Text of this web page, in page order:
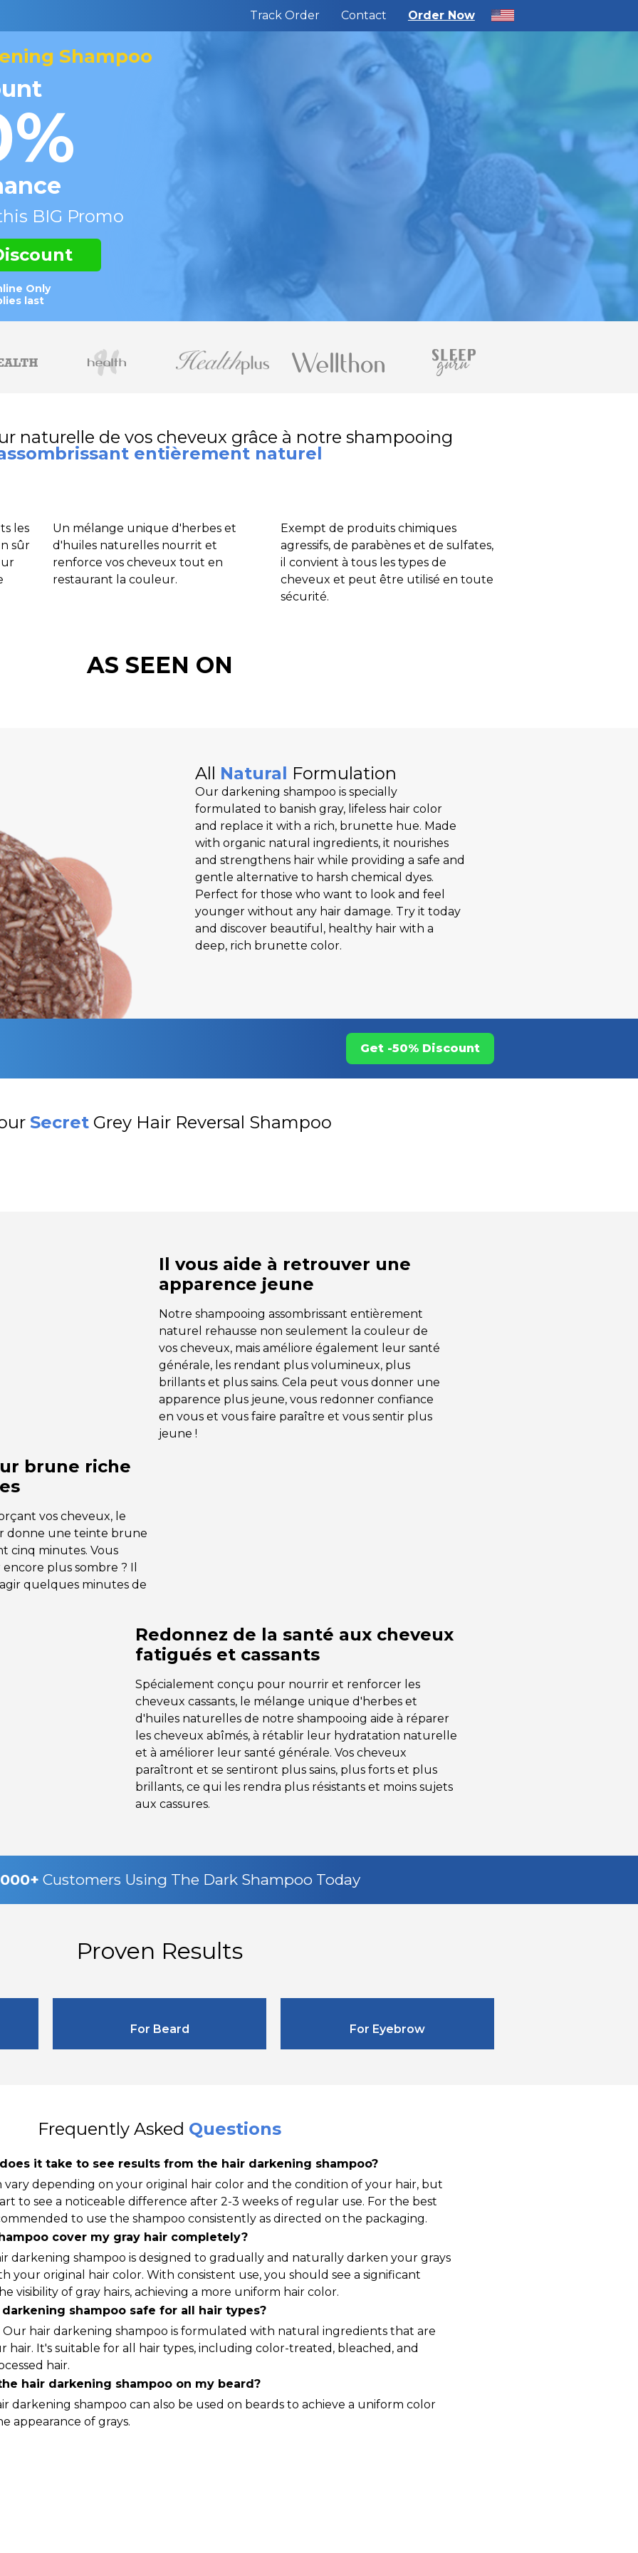
Track Order Contact Order Now
Shampoo
BIG Promo
Only
last
naturelle de vos cheveux grâce à notre shampooing
entièrement naturel
les
sûr
Un mélange unique d'herbes et
d'huiles naturelles nourrit et
renforce vos cheveux tout en
restaurant la couleur.
Exempt de produits chimiques
agressifs, de parabènes et de sulfates,
il convient à tous les types de
cheveux et peut être utilisé en toute
sécurité.
AS SEEN ON
All Natural Formulation
Our darkening shampoo is specially
formulated to banish gray, lifeless hair color
and replace it with a rich, brunette hue. Made
with organic natural ingredients, it nourishes
and strengthens hair while providing a safe and
gentle alternative to harsh chemical dyes.
Perfect for those who want to look and feel
younger without any hair damage. Try it today
and discover beautiful, healthy hair with a
deep, rich brunette color.
Get -50% Discount
Secret Grey Hair Reversal Shampoo
Il vous aide à retrouver une
apparence jeune
Notre shampooing assombrissant entièrement
naturel rehausse non seulement la couleur de
vos cheveux, mais améliore également leur santé
générale, les rendant plus volumineux, plus
brillants et plus sains. Cela peut vous donner une
apparence plus jeune, vous redonner confiance
en vous et vous faire paraître et vous sentir plus
jeune !
brune riche
vos cheveux, le
donne une teinte brune
cinq minutes. Vous
plus sombre ? Il
quelques minutes de
Redonnez de la santé aux cheveux
fatigués et cassants
Spécialement conçu pour nourrir et renforcer les
cheveux cassants, le mélange unique d'herbes et
d'huiles naturelles de notre shampooing aide à réparer
les cheveux abîmés, à rétablir leur hydratation naturelle
et à améliorer leur santé générale. Vos cheveux
paraîtront et se sentiront plus sains, plus forts et plus
brillants, ce qui les rendra plus résistants et moins sujets
aux cassures.
Customers Using The Dark Shampoo Today
Proven Results
For Beard For Eyebrow
Frequently Asked Questions
it take to see results from the hair darkening shampoo?
vary depending on your original hair color and the condition of your hair, but
to see a noticeable difference after 2-3 weeks of regular use. For the best
to use the shampoo consistently as directed on the packaging.
cover my gray hair completely?
darkening shampoo is designed to gradually and naturally darken your grays
your original hair color. With consistent use, you should see a significant
visibility of gray hairs, achieving a more uniform hair color.
shampoo safe for all hair types?
hair darkening shampoo is formulated with natural ingredients that are
hair. It's suitable for all hair types, including color-treated, bleached, and
hair.
hair darkening shampoo on my beard?
darkening shampoo can also be used on beards to achieve a uniform color
appearance of grays.